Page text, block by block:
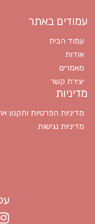
עמודים באתר
עמוד הבית
אודות
מאמרים
יצירת קשר
מדיניות
מדיניות הפרטיות ותקנון
מדיניות נגישות